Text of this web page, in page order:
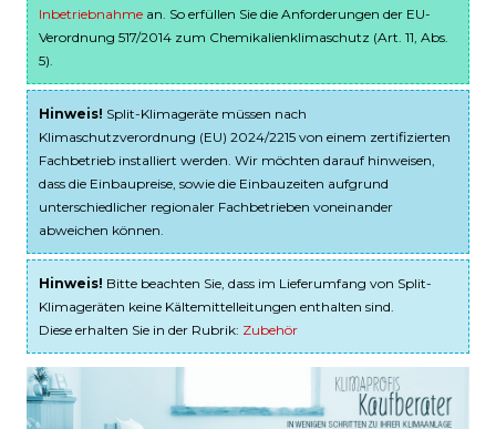
Inbetriebnahme an. So erfüllen Sie die Anforderungen der EU-
Verordnung 517/2014 zum Chemikalienklimaschutz (Art. 11, Abs.
5).
Hinweis! Split-Klimageräte müssen nach
Klimaschutzverordnung (EU) 2024/2215 von einem zertifizierten
Fachbetrieb installiert werden. Wir möchten darauf hinweisen,
dass die Einbaupreise, sowie die Einbauzeiten aufgrund
unterschiedlicher regionaler Fachbetrieben voneinander
abweichen können.
Hinweis! Bitte beachten Sie, dass im Lieferumfang von Split-
Klimageräten keine Kältemittelleitungen enthalten sind.
Diese erhalten Sie in der Rubrik: Zubehör